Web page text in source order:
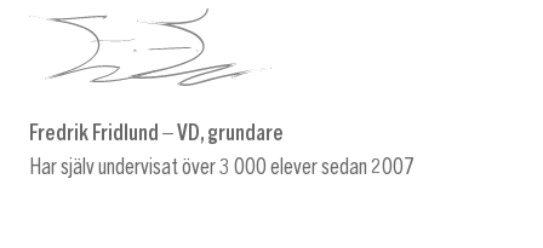
Fredrik Fridlund – VD, grundare
Har själv undervisat över 3 000 elever sedan 2007